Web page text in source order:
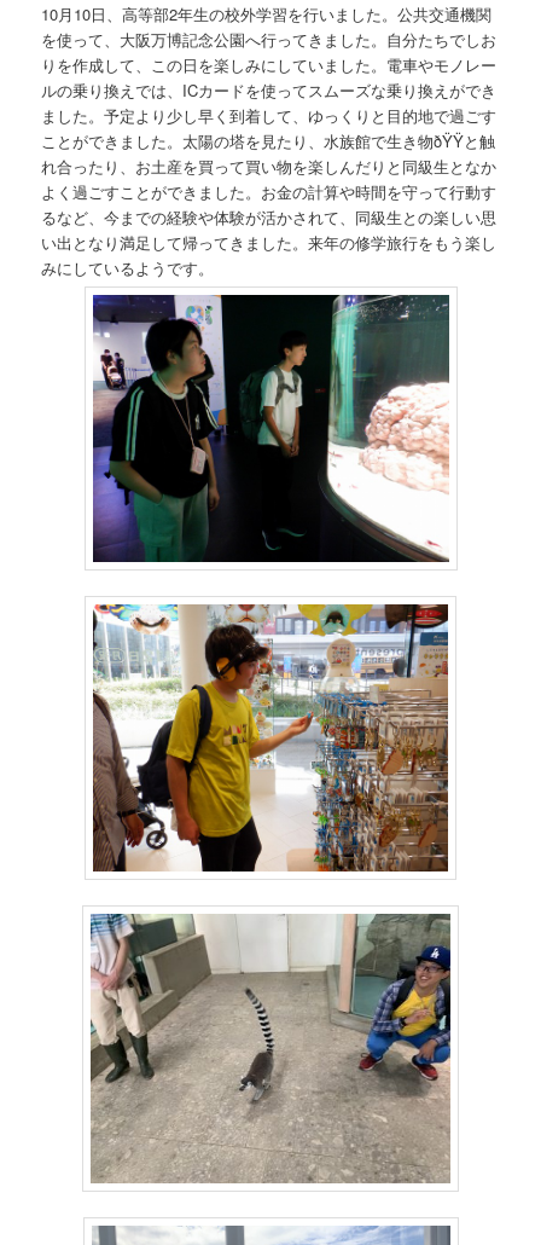
10月10日、高等部2年生の校外学習を行いました。公共交通機関
を使って、大阪万博記念公園へ行ってきました。自分たちでしお
りを作成して、この日を楽しみにしていました。電車やモノレー
ルの乗り換えでは、ICカードを使ってスムーズな乗り換えができ
ました。予定より少し早く到着して、ゆっくりと目的地で過ごす
ことができました。太陽の塔を見たり、水族館で生き物ðŸŸと触
れ合ったり、お土産を買って買い物を楽しんだりと同級生となか
よく過ごすことができました。お金の計算や時間を守って行動す
るなど、今までの経験や体験が活かされて、同級生との楽しい思
い出となり満足して帰ってきました。来年の修学旅行をもう楽し
みにしているようです。